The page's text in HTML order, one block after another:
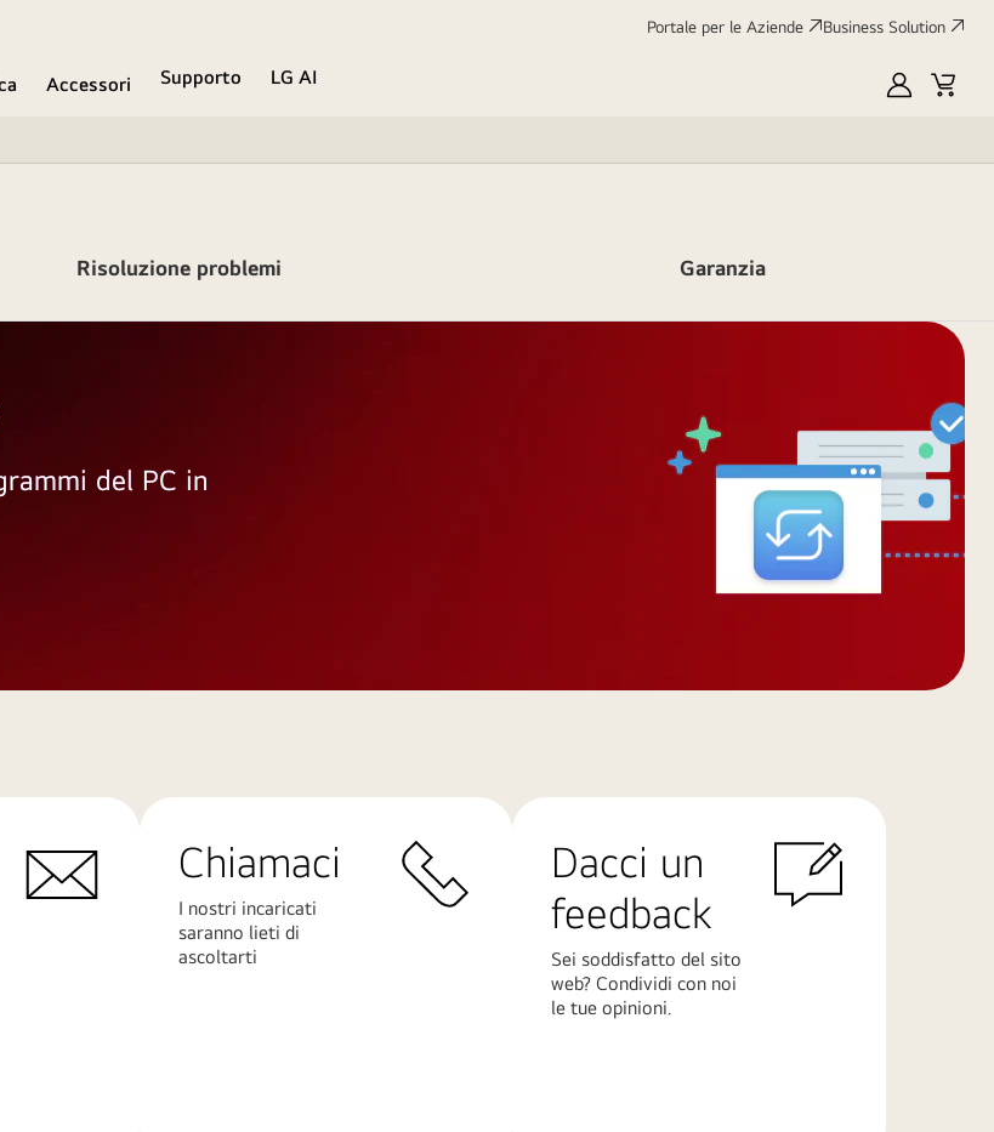
Portale per le Aziende Business Solution
Accessori Supporto
LG AI
My
Cart
Risoluzione problemi Garanzia
del PC in
Chiamaci
I nostri incaricati
saranno lieti di
ascoltarti
Dacci un
feedback
Sei soddisfatto del sito
web? Condividi con noi
le tue opinioni.